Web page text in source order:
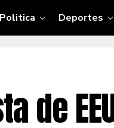
Politica Deportes
de